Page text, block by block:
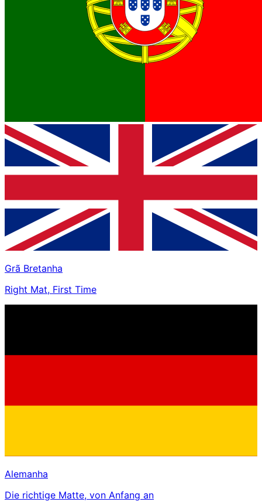
Grã Bretanha
Right Mat, First Time
Alemanha
Die richtige Matte, von Anfang an